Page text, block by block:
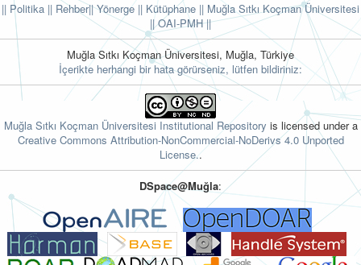
|| Politika || Rehber|| Yönerge || Kütüphane || Muğla Sıtkı Koçman Üniversitesi
||OAI-PMH ||
Muğla Sıtkı Koçman Üniversitesi, Muğla, Türkiye
İçerikte herhangi bir hata görürseniz, lütfen bildiriniz:
Muğla Sıtkı Koçman Üniversitesi Institutional Repository is licensed under a
Creative Commons Attribution-NonCommercial-NoDerivs 4.0 Unported
License..
DSpace@Muğla: